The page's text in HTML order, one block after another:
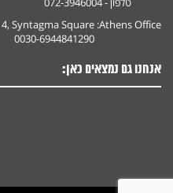
טלפון - 072-3946004
Athens Office:
Syntagma Square
0030-6944841290
אנחנו גם נמצאים כאן: